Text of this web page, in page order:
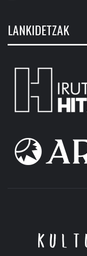
LANKIDETZAK